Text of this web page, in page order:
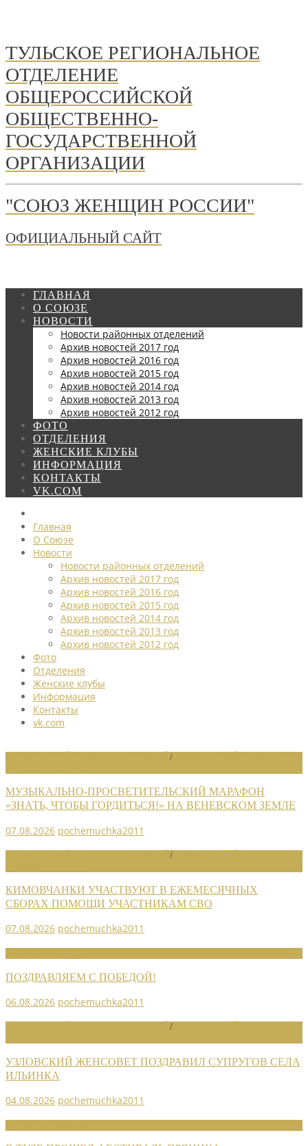
ТУЛЬСКОЕ РЕГИОНАЛЬНОЕ
ОТДЕЛЕНИЕ
ОБЩЕРОССИЙСКОЙ
ОБЩЕСТВЕННО-
ГОСУДАРСТВЕННОЙ
ОРГАНИЗАЦИИ
"СОЮЗ ЖЕНЩИН РОССИИ"
ОФИЦИАЛЬНЫЙ САЙТ
ГЛАВНАЯ
О СОЮЗЕ
НОВОСТИ
Новости районных отделений
Архив новостей 2017 год
Архив новостей 2016 год
Архив новостей 2015 год
Архив новостей 2014 год
Архив новостей 2013 год
Архив новостей 2012 год
ФОТО
ОТДЕЛЕНИЯ
ЖЕНСКИЕ КЛУБЫ
ИНФОРМАЦИЯ
КОНТАКТЫ
VK.COM
Главная
О Союзе
Новости
Новости районных отделений
Архив новостей 2017 год
Архив новостей 2016 год
Архив новостей 2015 год
Архив новостей 2014 год
Архив новостей 2013 год
Архив новостей 2012 год
Фото
Отделения
Женские клубы
Информация
Контакты
vk.com
/
МУЗЫКАЛЬНО-ПРОСВЕТИТЕЛЬСКИЙ МАРАФОН
«ЗНАТЬ, ЧТОБЫ ГОРДИТЬСЯ!» НА ВЕНЕВСКОМ ЗЕМЛЕ
07.08.2026 pochemuchka2011
/
КИМОВЧАНКИ УЧАСТВУЮТ В ЕЖЕМЕСЯЧНЫХ
СБОРАХ ПОМОЩИ УЧАСТНИКАМ СВО
07.08.2026 pochemuchka2011
ПОЗДРАВЛЯЕМ С ПОБЕДОЙ!
06.08.2026 pochemuchka2011
/
УЗЛОВСКИЙ ЖЕНСОВЕТ ПОЗДРАВИЛ СУПРУГОВ СЕЛА
ИЛЬИНКА
04.08.2026 pochemuchka2011